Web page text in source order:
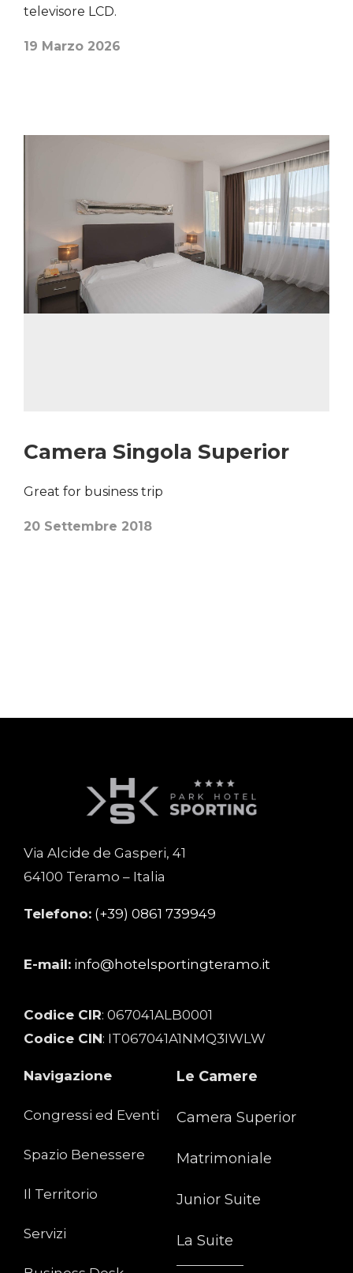
televisore LCD.
19 Marzo 2026
Camera Singola Superior
Great for business trip
20 Settembre 2018
Via Alcide de Gasperi, 41
64100 Teramo – Italia
Telefono: (+39) 0861 739949
E-mail: info@hotelsportingteramo.it
Codice CIR: 067041ALB0001
Codice CIN: IT067041A1NMQ3IWLW
Navigazione
Congressi ed Eventi
Spazio Benessere
Il Territorio
Servizi
Le Camere
Camera Superior
Matrimoniale
Junior Suite
La Suite